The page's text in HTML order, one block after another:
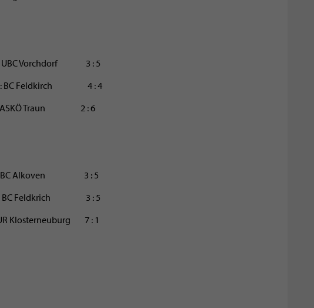
Vorchdorf 3 : 5
: BC Feldkirch 4 : 4
Traun 2 : 6
BC Alkoven 3 : 5
BC Feldkrich 3 : 5
7 : 1